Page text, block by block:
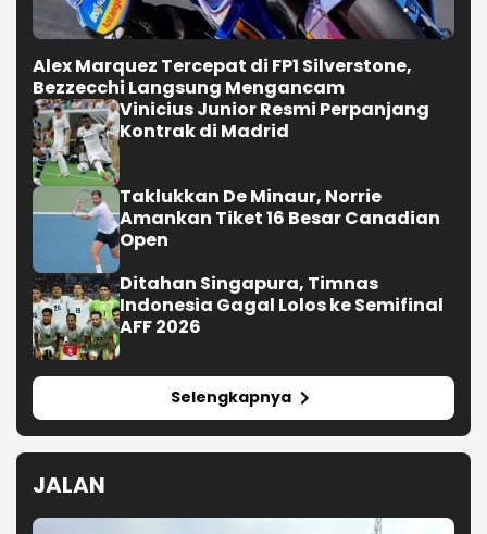
Alex Marquez Tercepat di FP1 Silverstone,
Bezzecchi Langsung Mengancam
Vinicius Junior Resmi Perpanjang
Kontrak di Madrid
Taklukkan De Minaur, Norrie
Amankan Tiket 16 Besar Canadian
Open
Ditahan Singapura, Timnas
Indonesia Gagal Lolos ke Semifinal
AFF 2026
Selengkapnya
JALAN